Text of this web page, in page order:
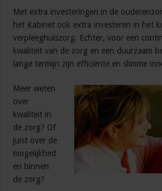
Met extra investeringen in de
het Kabinet ook extra investeren in het
verpleeghuiszorg. Echter, voor een
kwaliteit van de zorg en een duurzaam
lange termijn zijn efficiënte en slimme
Meer weten
over
kwaliteit in
de zorg? Of
juist over de
mogelijkhed
en binnen
de zorg?